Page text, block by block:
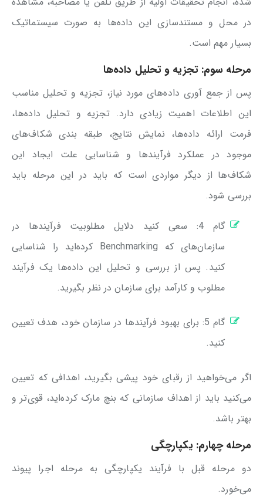
در محل و مستندسازی این داده‌ها به صورت سیستماتیک
بسیار مهم است.
مرحله سوم: تجزیه و تحلیل داده‌ها
پس از جمع آوری داده‌های مورد نیاز، تجزیه و تحلیل مناسب
این اطلاعات اهمیت زیادی دارد. تجزیه و تحلیل داده‌ها،
فرمت ارائه داده‌ها، نمایش نتایج، طبقه بندی شکاف‌های
موجود در عملکرد فرآیندها و شناسایی علت ایجاد این
شکاف‌ها از دیگر مواردی است که باید در این مرحله باید
بررسی شود.
گام 4: سعی کنید دلایل مطلوبیت فرآیندها در
سازمان‌های که Benchmarking کرده‌اید را شناسایی
کنید. پس از بررسی و تحلیل این داده‌ها یک فرآیند
مطلوب و کارآمد برای سازمان در نظر بگیرید.
گام 5: برای بهبود فرآیندها در سازمان خود، هدف تعیین
کنید.
اگر می‌خواهید از رقبای خود پیشی بگیرید، اهدافی که تعیین
می‌کنید باید از اهداف سازمانی که بنچ مارک کرده‌اید، قوی‌تر و
بهتر باشد.
مرحله چهارم: یکپارچگی
دو مرحله قبل با فرآیند یکپارچگی به مرحله اجرا پیوند
می‌خورد.